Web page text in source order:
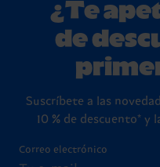
¿Te
de
Suscríbete a las
10 % de descuento*
Correo electrónico